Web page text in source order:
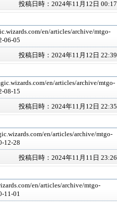
投稿日時：2024年11月12日 00:17
en/articles/archive/mtgo-
06-05
投稿日時：2024年11月12日 22:39
en/articles/archive/mtgo-
08-15
投稿日時：2024年11月12日 22:35
en/articles/archive/mtgo-
12-28
投稿日時：2024年11月11日 23:26
en/articles/archive/mtgo-
11-01